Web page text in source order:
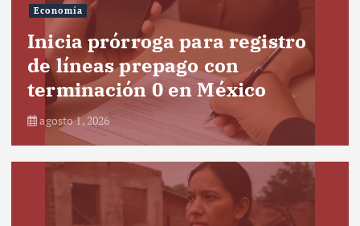
Economía
Inicia prórroga para registro
de líneas prepago con
terminación 0 en México
agosto 1, 2026